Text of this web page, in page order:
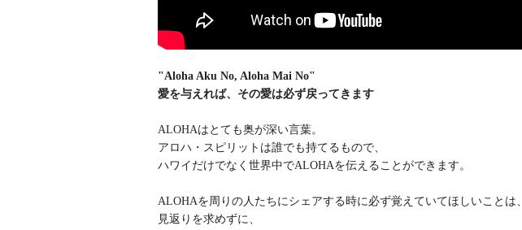
"Aloha Aku No, Aloha Mai No"
愛を与えれば、その愛は必ず戻ってきます
ALOHAはとても奥が深い言葉。
アロハ・スピリットは誰でも持てるもので、
ハワイだけでなく世界中でALOHAを伝えることができます。
ALOHAを周りの人たちにシェアする時に必ず覚えていてほしいことは、
見返りを求めずに、